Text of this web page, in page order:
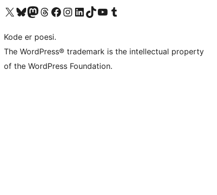
Visit our X (formerly Twitter) account
Visit our Bluesky account
Visit our Mastodon account
Visit our Threads account
Visit our Facebook page
Visit our Instagram account
Visit our LinkedIn account
Visit our TikTok account
Visit our YouTube channel
Visit our Tumblr account
Kode er poesi.
The WordPress® trademark is the intellectual property
of the WordPress Foundation.